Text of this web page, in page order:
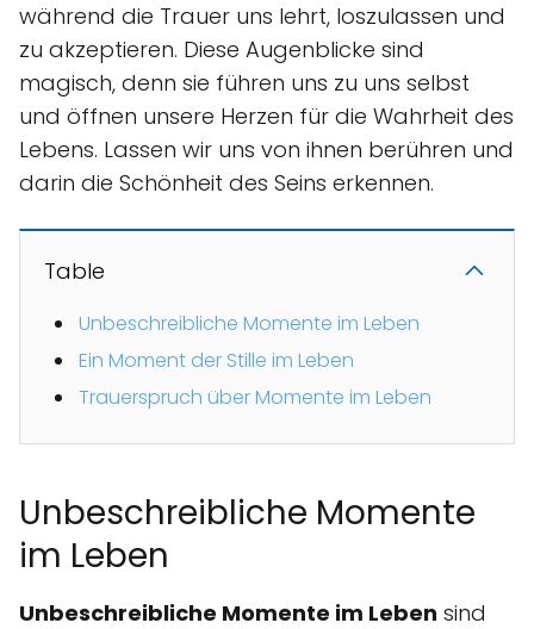
während die Trauer uns lehrt, loszulassen und
zu akzeptieren. Diese Augenblicke sind
magisch, denn sie führen uns zu uns selbst
und öffnen unsere Herzen für die Wahrheit des
Lebens. Lassen wir uns von ihnen berühren und
darin die Schönheit des Seins erkennen.
Table
Unbeschreibliche Momente im Leben
Ein Moment der Stille im Leben
Trauerspruch über Momente im Leben
Unbeschreibliche Momente
im Leben
Unbeschreibliche Momente im Leben sind